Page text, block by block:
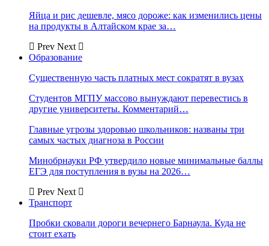
Яйца и рис дешевле, мясо дороже: как изменились цены
на продукты в Алтайском крае за…
Prev Next
Образование
Существенную часть платных мест сократят в вузах
Студентов МГПУ массово вынуждают перевестись в
другие университеты. Комментарий…
Главные угрозы здоровью школьников: названы три
самых частых диагноза в России
Минобрнауки РФ утвердило новые минимальные баллы
ЕГЭ для поступления в вузы на 2026…
Prev Next
Транспорт
Пробки сковали дороги вечернего Барнаула. Куда не
стоит ехать